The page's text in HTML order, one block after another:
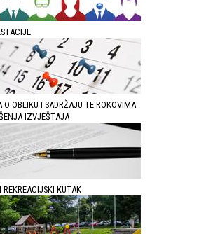
O OBLIKU I SADRŽAJU TE ROKOVIMA
IZVJEŠTAJA
REKREACIJSKI KUTAK